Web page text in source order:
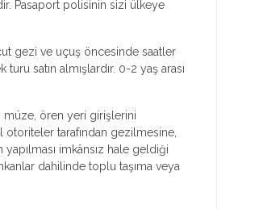
Pasaport polisinin sizi ülkeye
gezi ve uçuş öncesinde saatler
satın almışlardır. 0-2 yaş arası
müze, ören yeri girişlerini
tarafından gezilmesine,
imkânsız hale geldiği
dahilinde toplu taşıma veya